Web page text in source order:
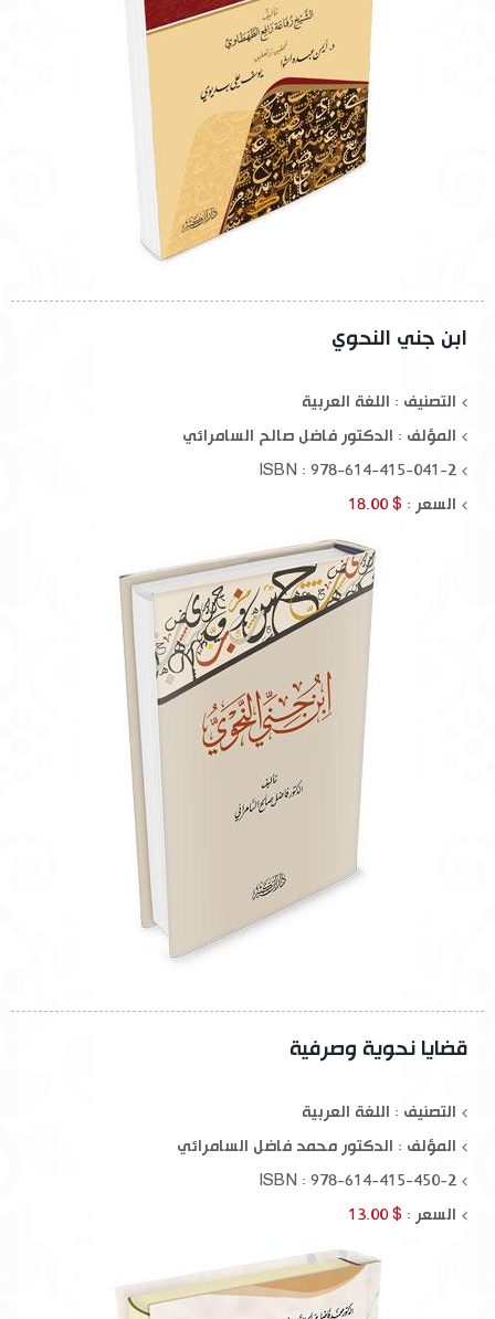
ابن جني النحوي
التصنيف : اللغة العربية
المؤلف : الدكتور فاضل صالح السامرائي
ISBN : 978-614-415-041-2
السعر : $ 18.00
قضايا نحوية وصرفية
التصنيف : اللغة العربية
المؤلف : الدكتور محمد فاضل السامرائي
ISBN : 978-614-415-450-2
السعر : $ 13.00